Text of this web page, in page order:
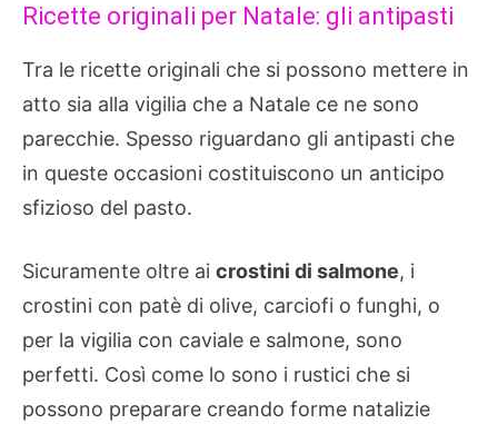
Ricette originali per Natale: gli antipasti
Tra le ricette originali che si possono mettere in
atto sia alla vigilia che a Natale ce ne sono
parecchie. Spesso riguardano gli antipasti che
in queste occasioni costituiscono un anticipo
sfizioso del pasto.
Sicuramente oltre ai crostini di salmone, i
crostini con patè di olive, carciofi o funghi, o
per la vigilia con caviale e salmone, sono
perfetti. Così come lo sono i rustici che si
possono preparare creando forme natalizie